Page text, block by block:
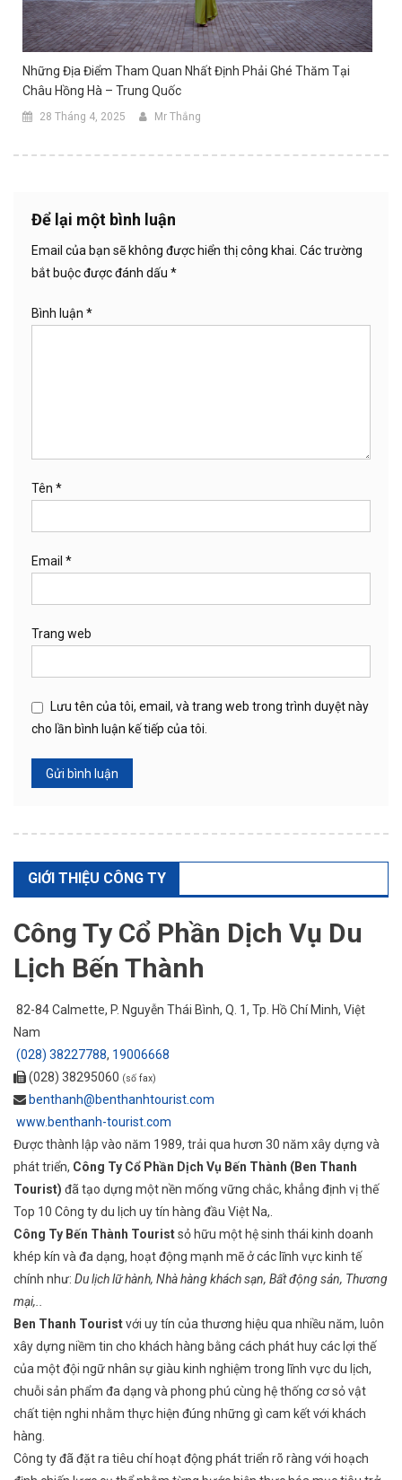
Những Địa Điểm Tham Quan Nhất Định Phải Ghé Thăm Tại
Châu Hồng Hà – Trung Quốc
28 Tháng 4, 2025 Mr Thắng
Để lại một bình luận
Email của bạn sẽ không được hiển thị công khai. Các trường
bắt buộc được đánh dấu *
Bình luận *
Tên *
Email *
Trang web
Lưu tên của tôi, email, và trang web trong trình duyệt này
cho lần bình luận kế tiếp của tôi.
GIỚI THIỆU CÔNG TY
Công Ty Cổ Phần Dịch Vụ Du
Lịch Bến Thành
82-84 Calmette, P. Nguyễn Thái Bình, Q. 1, Tp. Hồ Chí Minh, Việt
Nam
(028) 38227788, 19006668
(028) 38295060 (số fax)
benthanh@benthanhtourist.com
www.benthanh-tourist.com
Được thành lập vào năm 1989, trải qua hươn 30 năm xây dựng và
phát triển, Công Ty Cổ Phần Dịch Vụ Bến Thành (Ben Thanh
Tourist) đã tạo dựng một nền mống vững chắc, khẳng định vị thế
Top 10 Công ty du lịch uy tín hàng đầu Việt Na,.
Công Ty Bến Thành Touristsỏ hữu một hệ sinh thái kinh doanh
khép kín và đa dạng, hoạt động mạnh mẽ ở các lĩnh vực kinh tế
chính như: Du lịch lữ hành, Nhà hàng khách sạn, Bất động sản, Thương
mại,..
Ben Thanh Touristvới uy tín của thương hiệu qua nhiều năm, luôn
xây dựng niềm tin cho khách hàng bằng cách phát huy các lợi thế
của một đội ngữ nhân sự giàu kinh nghiệm trong lĩnh vực du lịch,
chuỗi sản phẩm đa dạng và phong phú cùng hệ thống cơ sỏ vật
chất tiện nghi nhằm thực hiện đúng những gì cam kết với khách
hàng.
Công ty đã đặt ra tiêu chí hoạt động phát triển rõ ràng với hoạch